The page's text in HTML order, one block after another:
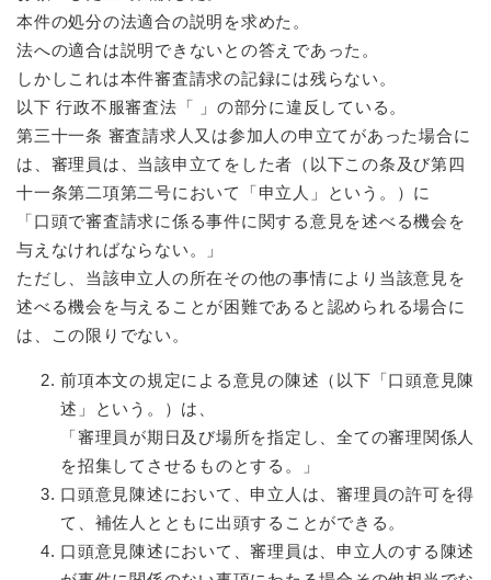
本件の処分の法適合の説明を求めた。
法への適合は説明できないとの答えであった。
しかしこれは本件審査請求の記録には残らない。
以下 行政不服審査法「 」の部分に違反している。
第三十一条 審査請求人又は参加人の申立てがあった場合に
は、審理員は、当該申立てをした者（以下この条及び第四
十一条第二項第二号において「申立人」という。）に
「口頭で審査請求に係る事件に関する意見を述べる機会を
与えなければならない。」
ただし、当該申立人の所在その他の事情により当該意見を
述べる機会を与えることが困難であると認められる場合に
は、この限りでない。
前項本文の規定による意見の陳述（以下「口頭意見陳
述」という。）は、
「審理員が期日及び場所を指定し、全ての審理関係人
を招集してさせるものとする。」
口頭意見陳述において、申立人は、審理員の許可を得
て、補佐人とともに出頭することができる。
口頭意見陳述において、審理員は、申立人のする陳述